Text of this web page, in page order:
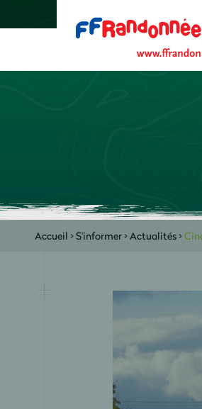
Accueil >S'informer>Actualités>